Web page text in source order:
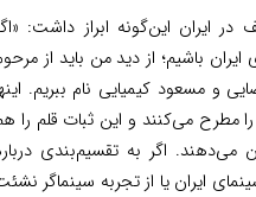
این‌گونه ابراز داشت: «اگر
باشیم؛ از دید من باید از مرحوم
مسعود کیمیایی نام ببریم. اینها
می‌‌کنند و این ثبات قلم را هم
اگر به تقسیم‌‌بندی درباره
ایران یا از تجربه سینماگر نشئت